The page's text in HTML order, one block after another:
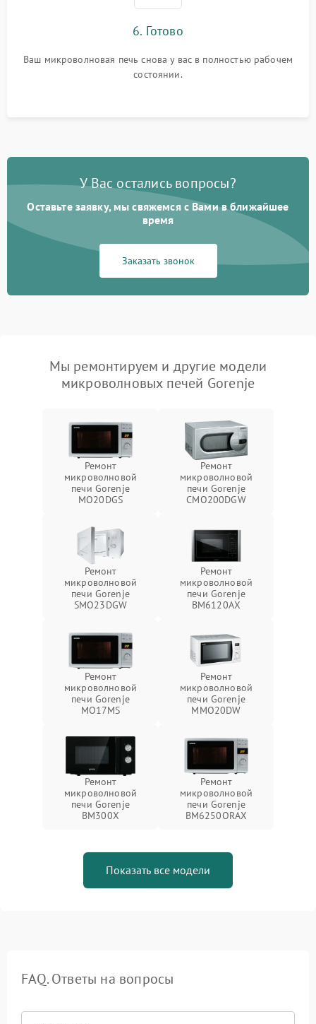
6. Готово
Ваш микроволновая печь снова у вас в полностью рабочем
состоянии.
У Вас остались вопросы?
Оставьте заявку, мы свяжемся с Вами в ближайшее
время
Заказать звонок
Мы ремонтируем и другие модели
микроволновых печей Gorenje
Ремонт
микроволновой
печи Gorenje
MO20DGS
Ремонт
микроволновой
печи Gorenje
CMO200DGW
Ремонт
микроволновой
печи Gorenje
SMO23DGW
Ремонт
микроволновой
печи Gorenje
BM6120AX
Ремонт
микроволновой
печи Gorenje
MO17MS
Ремонт
микроволновой
печи Gorenje
MMO20DW
Ремонт
микроволновой
печи Gorenje
BM300X
Ремонт
микроволновой
печи Gorenje
BM6250ORAX
Показать все модели
FAQ. Ответы на вопросы